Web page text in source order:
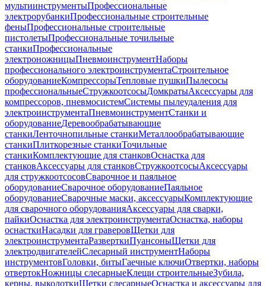
мультиинструментыПрофессиональные
электрорубанкиПрофессиональные строительные
феныПрофессиональные строительные
пистолетыПрофессиональные точильные
станкиПрофессиональные
электроножницыПневмоинструментНаборы
профессионального электроинструментаСтроительное
оборудованиеКомпрессорыТепловые пушкиПылесосы
профессиональныеСтружкоотсосыДомкратыАксессуары для
компрессоров, пневмосистемСистемы пылеудаления для
электроинструментаПневмоинструментСтанки и
оборудованиеДеревообрабатывающие
станкиЛенточнопильные станкиМеталлообрабатывающие
станкиПлиткорезные станкиТочильные
станкиКомплектующие для станковОснастка для
станковАксессуары для станковСтружкоотсосыАксессуары
для стружкоотсосовСварочное и паяльное
оборудованиеСварочное оборудованиеПаяльное
оборудованиеСварочные маски, аксессуарыКомплектующие
для сварочного оборудованияАксессуары для сварки,
пайкиОснастка для электроинструментаОснастка, наборы
оснасткиНасадки для граверовЩетки для
электроинструментаРазверткиПуансоныЩетки для
электродвигателейСлесарный инструментНаборы
инструментовГоловки, битыГаечные ключиОтвертки, наборы
отвертокНожницы слесарныеКлещи строительныеЗубила,
керны, выколоткиЩетки слесарныеОснастка и аксессуары для